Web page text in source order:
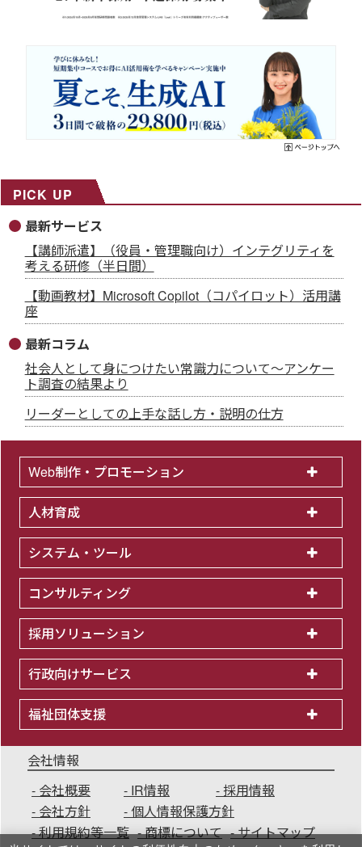
PICK UP
最新サービス
【講師派遣】（役員・管理職向け）インテグリティを
考える研修（半日間）
【動画教材】Microsoft Copilot（コパイロット）活用講
座
最新コラム
社会人として身につけたい常識力について～アンケー
ト調査の結果より
リーダーとしての上手な話し方・説明の仕方
Web制作・プロモーション
人材育成
システム・ツール
コンサルティング
採用ソリューション
行政向けサービス
福祉団体支援
会社情報
会社概要
IR情報
採用情報
会社方針
個人情報保護方針
利用規約等一覧
商標について
サイトマップ